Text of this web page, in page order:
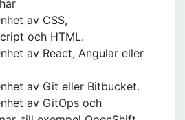
av CSS,
och HTML.
av React, Angular eller
av Git eller Bitbucket.
av GitOps och